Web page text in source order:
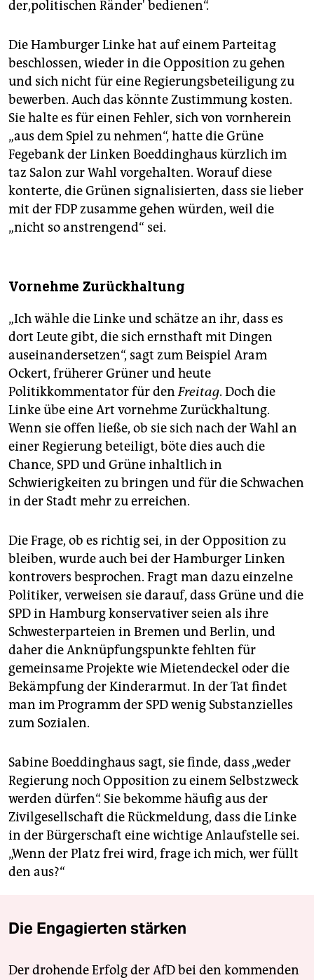
der,politischen Ränder' bedienen“.
Die Hamburger Linke hat auf einem Parteitag
beschlossen, wieder in die Opposition zu gehen
und sich nicht für eine Regierungsbeteiligung zu
bewerben. Auch das könnte Zustimmung kosten.
Sie halte es für einen Fehler, sich von vornherein
„aus dem Spiel zu nehmen“, hatte die Grüne
Fegebank der Linken Boeddinghaus kürzlich im
taz Salon zur Wahl vorgehalten. Worauf diese
konterte, die Grünen signalisierten, dass sie lieber
mit der FDP zusamme gehen würden, weil die
„nicht so anstrengend“ sei.
Vornehme Zurückhaltung
„Ich wähle die Linke und schätze an ihr, dass es
dort Leute gibt, die sich ernsthaft mit Dingen
auseinandersetzen“, sagt zum Beispiel Aram
Ockert, früherer Grüner und heute
Politikkommentator für denFreitag. Doch die
Linke übe eine Art vornehme Zurückhaltung.
Wenn sie offen ließe, ob sie sich nach der Wahl an
einer Regierung beteiligt, böte dies auch die
Chance, SPD und Grüne inhaltlich in
Schwierigkeiten zu bringen und für die Schwachen
in der Stadt mehr zu erreichen.
Die Frage, ob es richtig sei, in der Opposition zu
bleiben, wurde auch bei der Hamburger Linken
kontrovers besprochen. Fragt man dazu einzelne
Politiker, verweisen sie darauf, dass Grüne und die
SPD in Hamburg konservativer seien als ihre
Schwesterparteien in Bremen und Berlin, und
daher die Anknüpfungspunkte fehlten für
gemeinsame Projekte wie Mietendeckel oder die
Bekämpfung der Kinderarmut. In der Tat findet
man im Programm der SPD wenig Substanzielles
zum Sozialen.
Sabine Boeddinghaus sagt, sie finde, dass „weder
Regierung noch Opposition zu einem Selbstzweck
werden dürfen“. Sie bekomme häufig aus der
Zivilgesellschaft die Rückmeldung, dass die Linke
in der Bürgerschaft eine wichtige Anlaufstelle sei.
„Wenn der Platz frei wird, frage ich mich, wer füllt
den aus?“
Die Engagierten stärken
Der drohende Erfolg der AfD bei den kommenden